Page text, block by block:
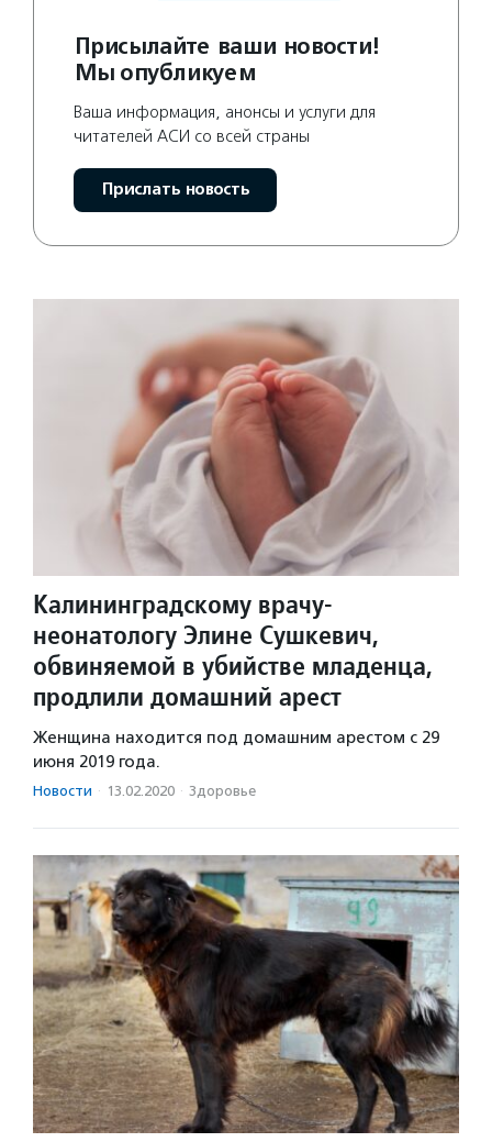
Присылайте ваши новости!
Мы опубликуем
Ваша информация, анонсы и услуги для
читателей АСИ со всей страны
Прислать новость
Калининградскому врачу-
неонатологу Элине Сушкевич,
обвиняемой в убийстве младенца,
продлили домашний арест
Женщина находится под домашним арестом с 29
июня 2019 года.
Новости · 13.02.2020 · Здоровье